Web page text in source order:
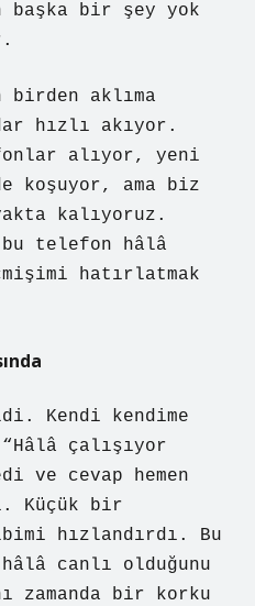
başka bir şey yok
birden aklıma
hızlı akıyor.
alıyor, yeni
koşuyor, ama biz
kalıyoruz.
telefon hâlâ
hatırlatmak
Kendi kendime
çalışıyor
ve cevap hemen
Küçük bir
hızlandırdı. Bu
canlı olduğunu
zamanda bir korku